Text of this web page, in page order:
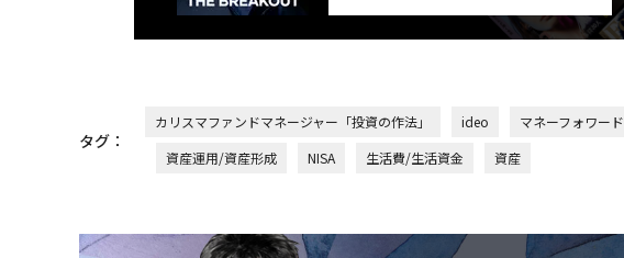
タグ：
カリスマファンドマネージャー「投資の作法」 ideo マネーフォワード
資産運用/資産形成
NISA 生活費/生活資金 資産